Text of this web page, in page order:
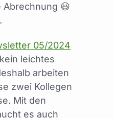
Abrechnung 😃
05/2024
leichtes
arbeiten
zwei Kollegen
Mit den
es auch